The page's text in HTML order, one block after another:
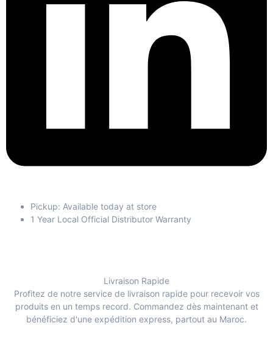
Pickup: Available today at store
1 Year Local Official Distributor Warranty
Livraison Rapide
Profitez de notre service de livraison rapide pour recevoir vos
produits en un temps record. Commandez dès maintenant et
bénéficiez d'une expédition express, partout au Maroc.